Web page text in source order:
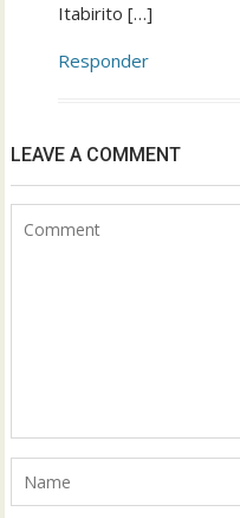
Itabirito […]
Responder
LEAVE A COMMENT